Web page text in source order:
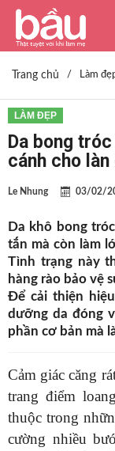
Trang chủ / Làm
LÀM ĐẸP
Da bong
cánh cho làn
Le Nhung 03/02/
Da khô bong
tắn mà còn làm
Tình trạng này
hàng rào bảo vệ
Để cải thiện
dưỡng da đóng
phần cơ bản mà
Cảm giác căng
trang điểm
thuộc trong
cường nhiều